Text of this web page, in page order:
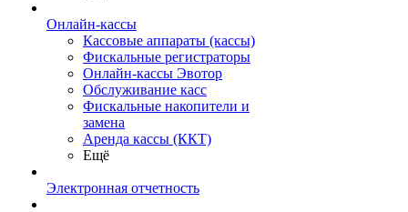
Онлайн-кассы
Кассовые аппараты (кассы)
Фискальные регистраторы
Онлайн-кассы Эвотор
Обслуживание касс
Фискальные накопители и
замена
Аренда кассы (ККТ)
Ещё
Электронная отчетность